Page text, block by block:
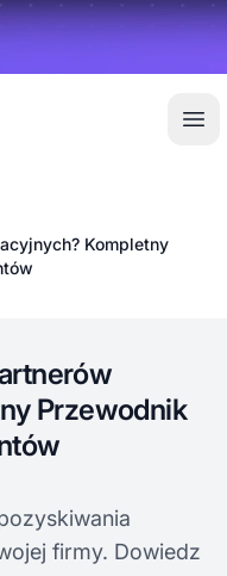
Kompletny
Przewodnik
firmy. Dowiedz